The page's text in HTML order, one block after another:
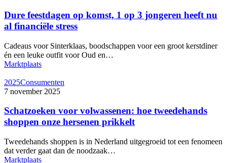
Dure feestdagen op komst, 1 op 3 jongeren heeft nu
al financiële stress
Cadeaus voor Sinterklaas, boodschappen voor een groot kerstdiner
én een leuke outfit voor Oud en…
Marktplaats
2025Consumenten
7 november 2025
Schatzoeken voor volwassenen: hoe tweedehands
shoppen onze hersenen prikkelt
Tweedehands shoppen is in Nederland uitgegroeid tot een fenomeen
dat verder gaat dan de noodzaak…
Marktplaats